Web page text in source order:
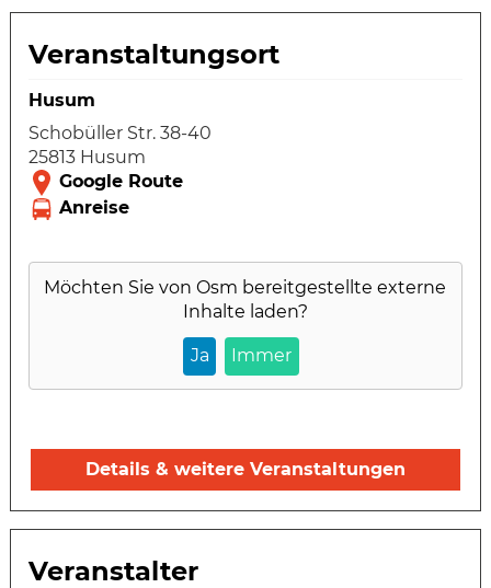
Veranstaltungsort
Husum
Schobüller Str. 38-40
25813 Husum
Möchten Sie vonOsm bereitgestellte externe
Inhalte laden?
Ja Immer
Details & weitere Veranstaltungen
Veranstalter